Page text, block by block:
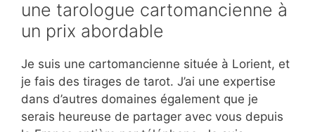
une tarologue cartomancienne à
un prix abordable
Je suis une cartomancienne située à Lorient, et
je fais des tirages de tarot. J’ai une expertise
dans d’autres domaines également que je
serais heureuse de partager avec vous depuis